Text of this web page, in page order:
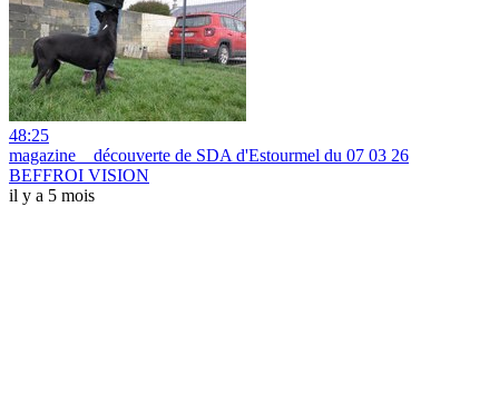
48:25
magazine _ découverte de SDA d'Estourmel du 07 03 26
BEFFROI VISION
il y a 5 mois